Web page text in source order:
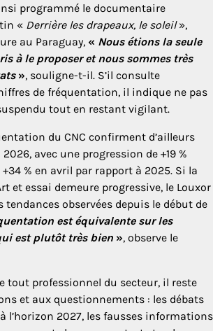
programmé le documentaire
« Derrière les drapeaux, le soleil»,
au Paraguay, « Nous étions la seule
à le proposer et nous sommes très
», souligne-t-il. S’il consulte
de fréquentation, il indique ne pas
tout en restant vigilant.
du CNC confirment d’ailleurs
avec une progression de +19 %
% en avril par rapport à 2025. Si la
et essai demeure progressive, le Louxor
observées depuis le début de
est équivalente sur les
est plutôt très bien », observe le
tout professionnel du secteur, il reste
et aux questionnements : les débats
l’horizon 2027, les fausses informations